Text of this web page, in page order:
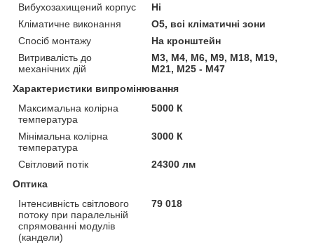
Вибухозахищений корпус
Ні
Кліматичне виконання
О5, всі кліматичні зони
Спосіб монтажу
На кронштейн
Витривалість до
механічних дій
М3, М4, М6, М9, М18, М19,
М21, М25 - М47
Характеристики випромінювання
Максимальна колірна
температура
5000 К
Мінімальна колірна
температура
3000 К
Світловий потік
24300 лм
Оптика
Інтенсивність світлового
потоку при паралельній
спрямованні модулів
(кандели)
79 018